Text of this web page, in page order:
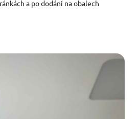
a po dodání na obalech